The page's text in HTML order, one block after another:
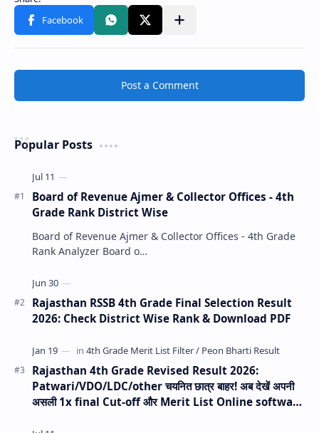
Post a Comment
Popular Posts
Board of Revenue Ajmer & Collector Offices - 4th
Grade Rank District Wise
Board of Revenue Ajmer & Collector Offices - 4th Grade
Rank Analyzer Board o…
Rajasthan RSSB 4th Grade Final Selection Result
2026: Check District Wise Rank & Download PDF
Rajasthan 4th Grade Revised Result 2026:
Patwari/VDO/LDC/other चयनित छात्र बाहर! अब देखें अपनी
असली 1x final Cut-off और Merit List Online software